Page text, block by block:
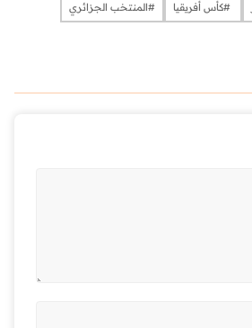
​​​​​​​​ #كأس أفريقيا #المنتخب الجزائري